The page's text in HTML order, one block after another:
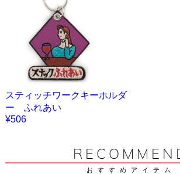
スティッチワークキーホルダ
ー ふれあい
¥506
おすすめアイテム